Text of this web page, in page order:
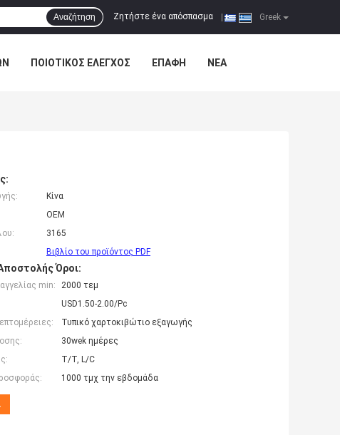
Greek
Ζητήστε ένα απόσπασμα
Αναζήτηση
ΠΟΙΟΤΙΚΌΣ ΈΛΕΓΧΟΣ ΕΠΑΦΉ ΝΈΑ
Κίνα
OEM
3165
Βιβλίο του προϊόντος PDF
Όροι:
min:
2000 τεμ
USD1.50-2.00/Pc
Τυπικό χαρτοκιβώτιο εξαγωγής
30wek ημέρες
T/T, L/C
1000 τμχ την εβδομάδα